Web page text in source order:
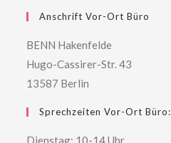
Anschrift Vor-Ort Büro
BENN Hakenfelde
Hugo-Cassirer-Str. 43
13587 Berlin
Sprechzeiten Vor-Ort Büro:
Dienstag: 10-14 Uhr